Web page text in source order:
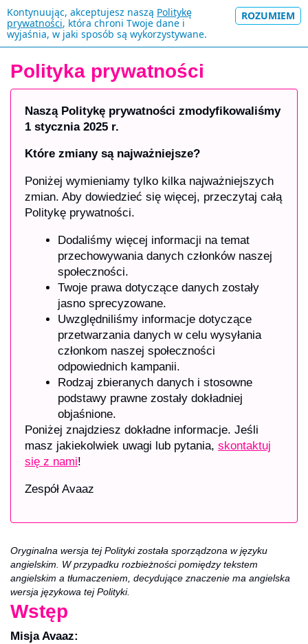
Kontynuując, akceptujesz naszą Politykę
prywatności, która chroni Twoje dane i
wyjaśnia, w jaki sposób są wykorzystywane.
ROZUMIEM
Polityka prywatności
Naszą Politykę prywatności zmodyfikowaliśmy
1 stycznia 2025 r.
Które zmiany są najważniejsze?
Poniżej wymieniamy tylko kilka najważniejszych
zmian. Aby dowiedzieć się więcej, przeczytaj całą
Politykę prywatności.
Dodaliśmy więcej informacji na temat
przechowywania danych członków naszej
społeczności.
Twoje prawa dotyczące danych zostały
jasno sprecyzowane.
Uwzględniliśmy informacje dotyczące
przetwarzania danych w celu wysyłania
członkom naszej społeczności
odpowiednich kampanii.
Rodzaj zbieranych danych i stosowne
podstawy prawne zostały dokładniej
objaśnione.
Poniżej znajdziesz dokładne informacje. Jeśli
masz jakiekolwiek uwagi lub pytania, skontaktuj
się z nami!
Zespół Avaaz
Oryginalna wersja tej Polityki została sporządzona w języku
angielskim. W przypadku rozbieżności pomiędzy tekstem
angielskim a tłumaczeniem, decydujące znaczenie ma angielska
wersja językowa tej Polityki.
Wstęp
Misja Avaaz: